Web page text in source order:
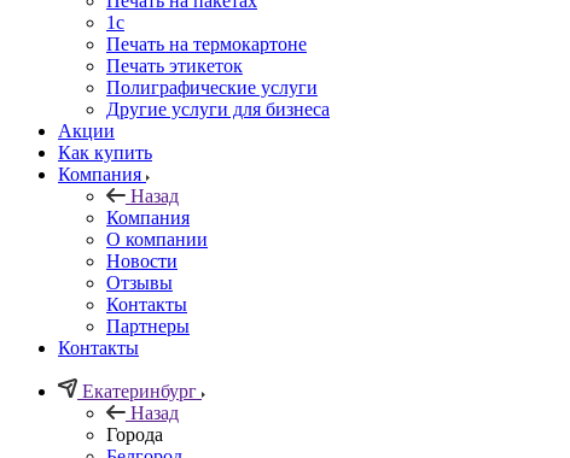
1c
Печать на термокартоне
Печать этикеток
Полиграфические услуги
Другие услуги для бизнеса
Акции
Как купить
Компания
Назад
Компания
О компании
Новости
Отзывы
Контакты
Партнеры
Контакты
Екатеринбург
Назад
Города